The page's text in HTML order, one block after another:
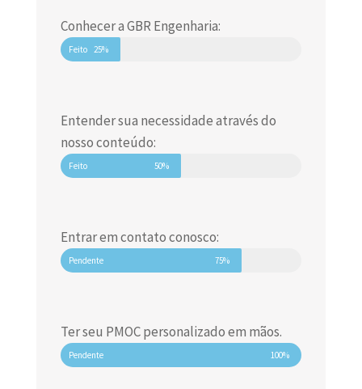
Conhecer a GBR Engenharia:
Feito 25%
Entender sua necessidade através do
nosso conteúdo:
Feito 50%
Entrar em contato conosco:
Pendente 75%
Ter seu PMOC personalizado em mãos.
Pendente 100%